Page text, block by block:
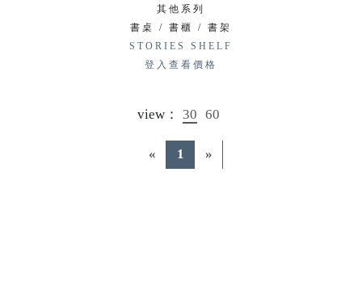
其他系列
書桌 / 書櫃 / 書架
STORIES SHELF
登入查看價格
view： 30 60
« 1 »